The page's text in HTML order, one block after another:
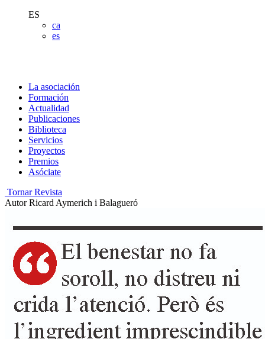
ES
ca
es
La asociación
Formación
Actualidad
Publicaciones
Biblioteca
Servicios
Proyectos
Premios
Asóciate
Tornar Revista
Autor Ricard Aymerich i Balagueró